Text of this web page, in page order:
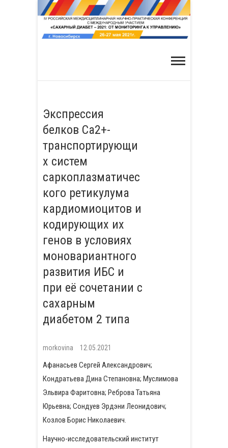
Skip
content
Экспрессия
белков Са2+-
транспортирующи
х систем
саркоплазматичес
кого ретикулума
кардиомиоцитов и
кодирующих их
генов в условиях
моновариантного
развития ИБС и
при её сочетании с
сахарным
диабетом 2 типа
morkovina 12.05.2021
Афанасьев Сергей Александрович;
Кондратьева Дина Степановна; Муслимова
Эльвира Фаритовна; Реброва Татьяна
Юрьевна; Сондуев Эрдэни Леонидович;
Козлов Борис Николаевич.
Научно-исследовательский институт